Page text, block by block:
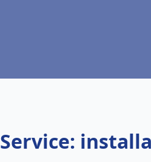
Service: